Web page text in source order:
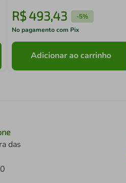
R$ 493,43 -5%
No pagamento com Pix
Adicionar ao carrinho
das